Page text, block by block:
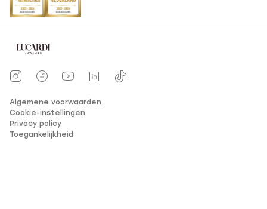
Algemene voorwaarden
Cookie-instellingen
Privacy policy
Toegankelijkheid